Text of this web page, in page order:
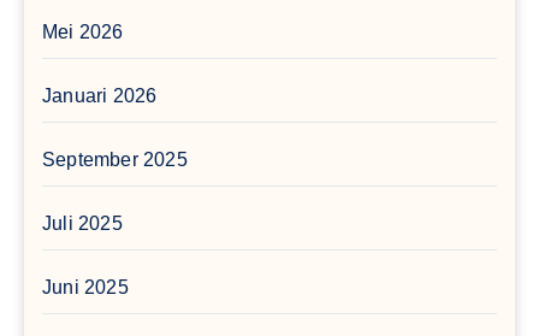
Mei 2026
Januari 2026
September 2025
Juli 2025
Juni 2025